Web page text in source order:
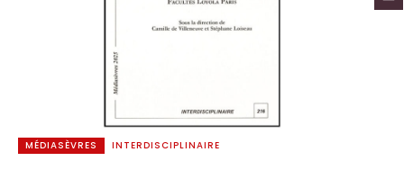
MÉDIASÈVRES INTERDISCIPLINAIRE